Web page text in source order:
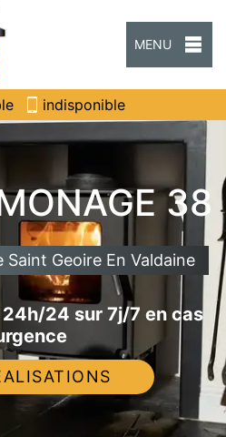
MENU
indisponible
38
Saint Geoire En Valdaine
24 sur 7j/7 en cas